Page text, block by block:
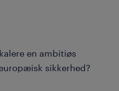
en ambitiøs
sikkerhed?